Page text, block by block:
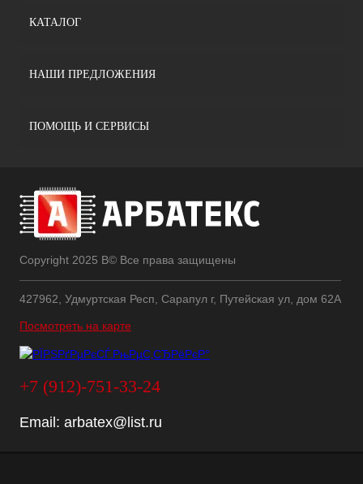
КАТАЛОГ
НАШИ ПРЕДЛОЖЕНИЯ
ПОМОЩЬ И СЕРВИСЫ
Copyright 2025 В© Все права защищены
427962, Удмуртская Респ, Сарапул г, Путейская ул, дом 62А
Посмотреть на карте
+7 (912)-751-33-24
Email: arbatex@list.ru